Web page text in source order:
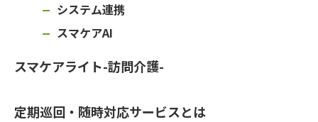
システム連携
スマケアAI
スマケアライト-訪問介護-
定期巡回・随時対応サービスとは